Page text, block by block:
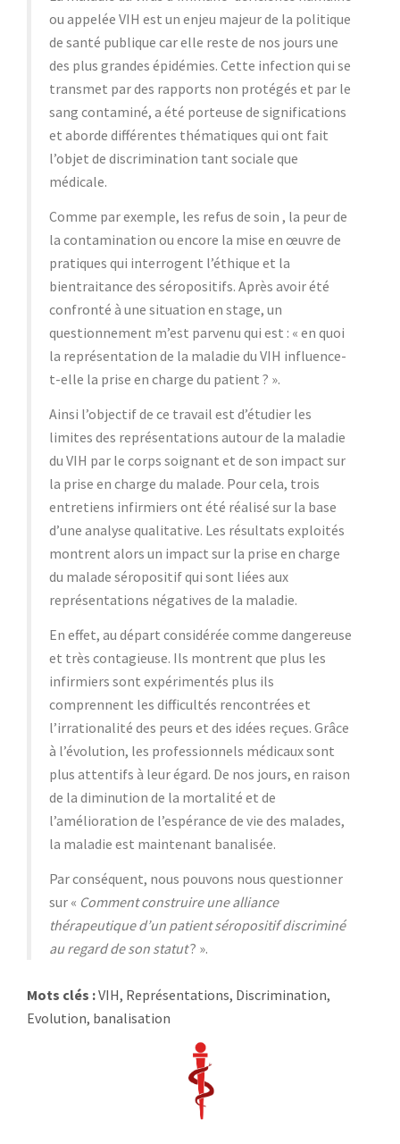
ou appelée VIH est un enjeu majeur de la politique
de santé publique car elle reste de nos jours une
des plus grandes épidémies. Cette infection qui se
transmet par des rapports non protégés et par le
sang contaminé, a été porteuse de significations
et aborde différentes thématiques qui ont fait
l’objet de discrimination tant sociale que
médicale.
Comme par exemple, les refus de soin , la peur de
la contamination ou encore la mise en œuvre de
pratiques qui interrogent l’éthique et la
bientraitance des séropositifs. Après avoir été
confronté à une situation en stage, un
questionnement m’est parvenu qui est : « en quoi
la représentation de la maladie du VIH influence-
t-elle la prise en charge du patient ? ».
Ainsi l’objectif de ce travail est d’étudier les
limites des représentations autour de la maladie
du VIH par le corps soignant et de son impact sur
la prise en charge du malade. Pour cela, trois
entretiens infirmiers ont été réalisé sur la base
d’une analyse qualitative. Les résultats exploités
montrent alors un impact sur la prise en charge
du malade séropositif qui sont liées aux
représentations négatives de la maladie.
En effet, au départ considérée comme dangereuse
et très contagieuse. Ils montrent que plus les
infirmiers sont expérimentés plus ils
comprennent les difficultés rencontrées et
l’irrationalité des peurs et des idées reçues. Grâce
à l’évolution, les professionnels médicaux sont
plus attentifs à leur égard. De nos jours, en raison
de la diminution de la mortalité et de
l’amélioration de l’espérance de vie des malades,
la maladie est maintenant banalisée.
Par conséquent, nous pouvons nous questionner
sur « Comment construire une alliance
thérapeutique d’un patient séropositif discriminé
au regard de son statut? ».
Mots clés :VIH, Représentations, Discrimination,
Evolution, banalisation